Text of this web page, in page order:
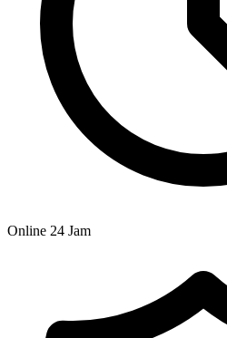
Online 24 Jam